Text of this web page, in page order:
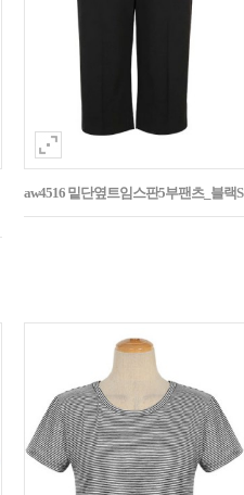
aw4516 밑단옆트임스판5부팬츠_블랙S